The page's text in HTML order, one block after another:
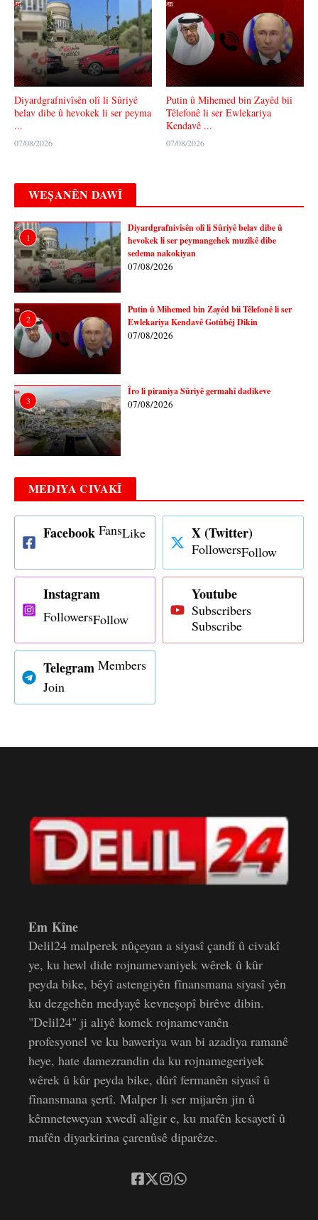
Diyardgrafnivîsên olî li Sûriyê
belav dibe û hevokek li ser peyma
...
07/08/2026
Putin û Mihemed bin Zayêd bii
Têlefonê li ser Ewlekariya
Kendavê ...
07/08/2026
WEȘANÊN DAWÎ
1
Diyardgrafnivîsên olî li Sûriyê belav dibe û
hevokek li ser peymangehek muzîkê dibe
sedema nakokiyan
07/08/2026
2
Putin û Mihemed bin Zayêd bii Têlefonê li ser
Ewlekariya Kendavê Gotûbêj Dikin
07/08/2026
3
Îro li piraniya Sûriyê germahî dadikeve
07/08/2026
MEDIYA CIVAKÎ
Facebook FansLike X (Twitter)
FollowersFollow
Instagram
FollowersFollow
Youtube
Subscribers
Subscribe
Telegram Members
Join
Em Kîne
Delil24 malperek nûçeyan a siyasî çandî û civakî
ye, ku hewl dide rojnamevaniyek wêrek û kûr
peyda bike, bêyî astengiyên fînansmana siyasî yên
ku dezgehên medyayê kevneşopî birêve dibin.
"Delil24" ji aliyê komek rojnamevanên
profesyonel ve ku baweriya wan bi azadiya ramanê
heye, hate damezrandin da ku rojnamegeriyek
wêrek û kûr peyda bike, dûrî fermanên siyasî û
fînansmana şertî. Malper li ser mijarên jin û
kêmneteweyan xwedî alîgir e, ku mafên kesayetî û
mafên diyarkirina çarenûsê diparêze.